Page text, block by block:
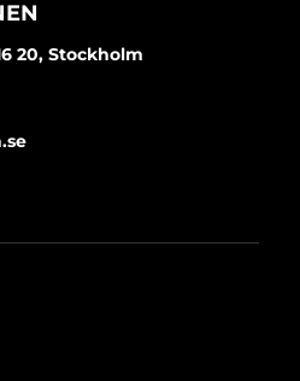
20, Stockholm